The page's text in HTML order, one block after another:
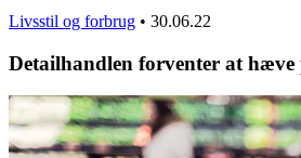
Livsstil og forbrug • 30.06.22
Detailhandlen forventer at hæve